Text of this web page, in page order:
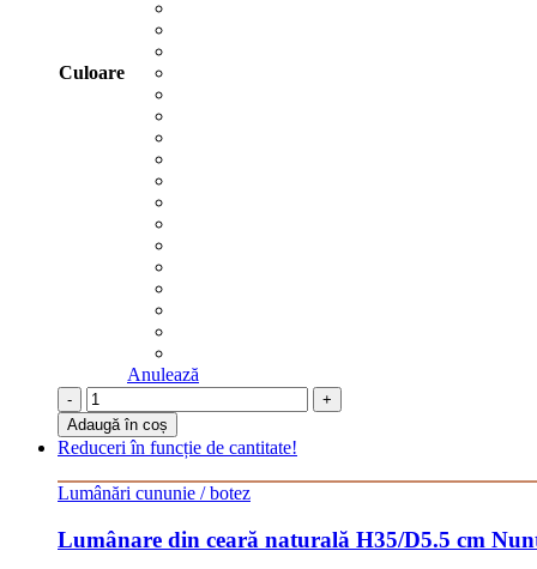
Culoare
Anulează
-
+
Adaugă în coș
Reduceri în funcție de cantitate!
Lumânări cununie / botez
Lumânare din ceară naturală H35/D5.5 cm